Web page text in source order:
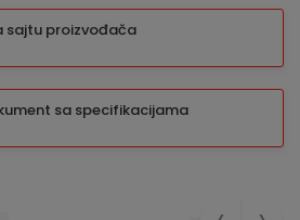
sajtu proizvođača
sa specifikacijama